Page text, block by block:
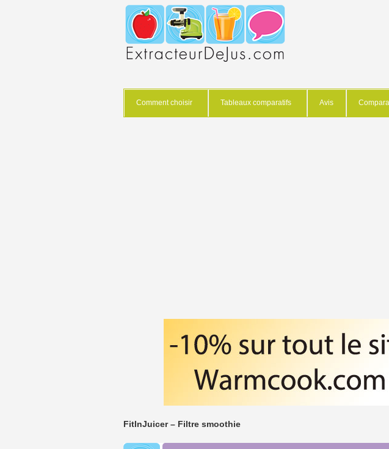
Comment choisir Tableaux comparatifs Avis
FitInJuicer – Filtre smoothie